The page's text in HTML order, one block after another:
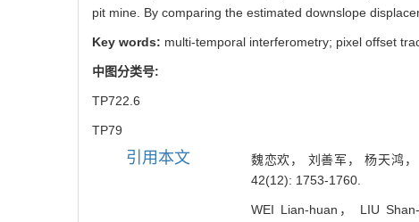
pit mine. By comparing the estimated downslope
Key words: multi-temporal interferometry; pixel offset
中图分类号:
TP722.6
TP79
引用本文
魏恋欢， 刘善军， 杨天鸿
42(12): 1753-1760.
WEI Lian-huan， LIU